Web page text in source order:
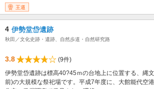
王道
4 伊勢堂岱遺跡
秋田／文化史跡・遺跡、自然歩道・自然研究路
3.8
(9件)
伊勢堂岱遺跡は標高40?45ｍの台地上に位置する、縄
前)の大規模な祭祀場です。平成7年度に、大館能代空